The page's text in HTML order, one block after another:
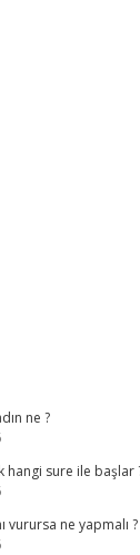
ne ?
hangi sure ile başlar
vurursa ne yapmalı ?
giriş